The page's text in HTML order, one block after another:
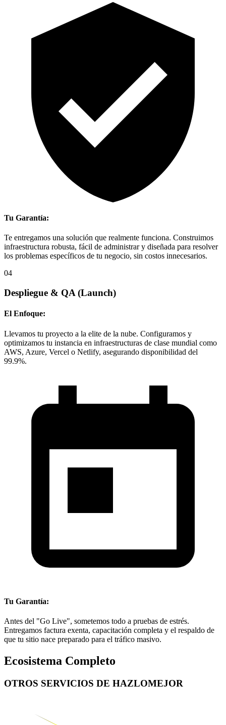
Tu Garantía:
Te entregamos una solución que realmente funciona. Construimos
infraestructura robusta, fácil de administrar y diseñada para resolver
los problemas específicos de tu negocio, sin costos innecesarios.
04
Despliegue & QA (Launch)
El Enfoque:
Llevamos tu proyecto a la elite de la nube. Configuramos y
optimizamos tu instancia en infraestructuras de clase mundial como
AWS, Azure, Vercel o Netlify, asegurando disponibilidad del
99.9%.
Tu Garantía:
Antes del "Go Live", sometemos todo a pruebas de estrés.
Entregamos factura exenta, capacitación completa y el respaldo de
que tu sitio nace preparado para el tráfico masivo.
Ecosistema Completo
OTROS SERVICIOS DE HAZLOMEJOR